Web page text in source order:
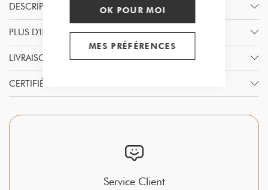
OK POUR MOI
MES PRÉFÉRENCES
DESCRIPTION
PLUS D'INFORMATION
LIVRAISON & RETOURS
CERTIFIÉ PAR MYZAH
Service Client